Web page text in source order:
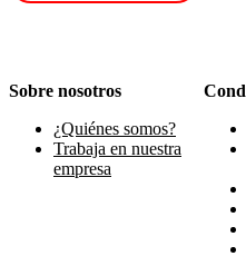
Sobre nosotros
¿Quiénes somos?
Trabaja en nuestra
empresa